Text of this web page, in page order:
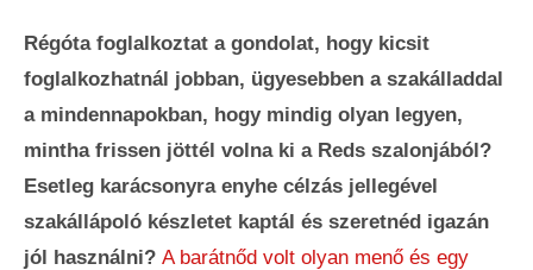
Régóta foglalkoztat a gondolat, hogy kicsit
foglalkozhatnál jobban, ügyesebben a szakálladdal
a mindennapokban, hogy mindig olyan legyen,
mintha frissen jöttél volna ki a Reds szalonjából?
Esetleg karácsonyra enyhe célzás jellegével
szakállápoló készletet kaptál és szeretnéd igazán
jól használni? A barátnőd volt olyan menő és egy